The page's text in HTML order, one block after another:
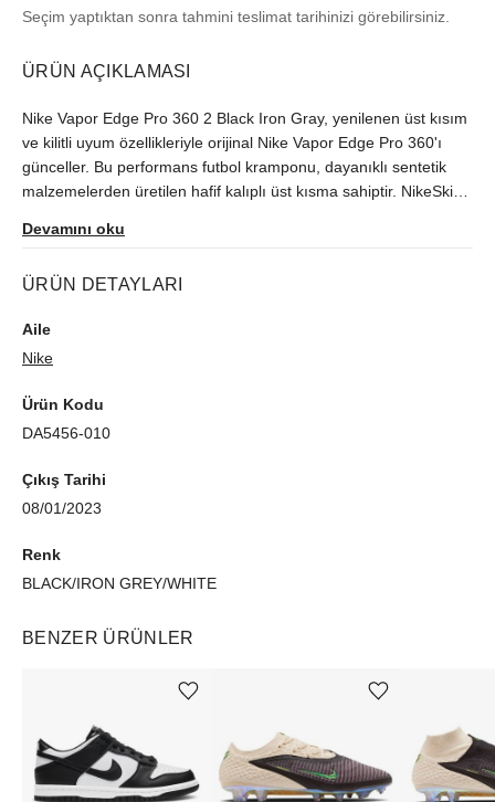
Seçim yaptıktan sonra tahmini teslimat tarihinizi görebilirsiniz.
ÜRÜN AÇIKLAMASI
Nike Vapor Edge Pro 360 2 Black Iron Gray, yenilenen üst kısım
ve kilitli uyum özellikleriyle orijinal Nike Vapor Edge Pro 360'ı
günceller. Bu performans futbol kramponu, dayanıklı sentetik
malzemelerden üretilen hafif kalıplı üst kısma sahiptir. NikeSkin
düşük ağırlığına katkıda bulunur. Nefes alabilen elastik manşet,
Topuktaki ve bağcık kafesinin üstündeki çekme tırnakları,
yardımcı olur ve bir stil unsuru ekler. Teknik özellikler bu
ayakkabının en önemli parçası olsa da, Swoosh logosunun
oluşan tek renkli bir renge de sahiptir.
Devamını oku
ÜRÜN DETAYLARI
Aile
Nike
Ürün Kodu
DA5456-010
Çıkış Tarihi
08/01/2023
Renk
BLACK/IRON GREY/WHITE
BENZER ÜRÜNLER
Ürünü istek listesine ekle veya listeden çıkar Ürünü istek listesine ekle veya listeden çıkar